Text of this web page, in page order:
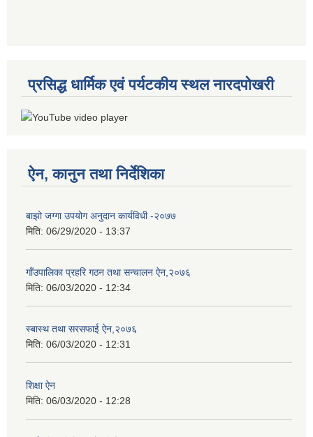
प्रसिद्ध धार्मिक एवं पर्यटकीय स्थल नारदपोखरी
ऐन, कानुन तथा निर्देशिका
बाझो जग्गा उपयोग अनुदान कार्यविधी -२०७७
मिति: 06/29/2020 - 13:37
गाँउपालिका प्रहरि गठन तथा सन्चालन ऐन,२०७६
मिति: 06/03/2020 - 12:34
स्बास्थ तथा सरसफाई ऐन,२०७६
मिति: 06/03/2020 - 12:31
शिक्षा ऐन
मिति: 06/03/2020 - 12:28